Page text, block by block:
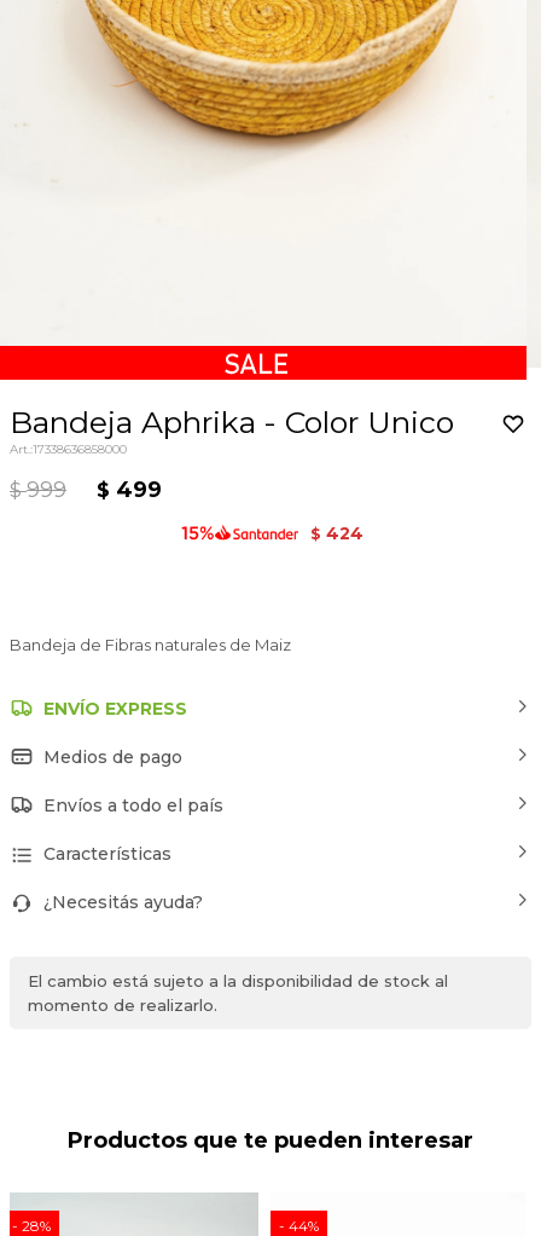
Bandeja Aphrika - Color Unico
17338636858000
$ 999 $ 499
$ 424
Bandeja de Fibras naturales de Maiz
ENVÍO EXPRESS
Medios de pago
Envíos a todo el país
Características
¿Necesitás ayuda?
El cambio está sujeto a la disponibilidad de stock al
momento de realizarlo.
Productos que te pueden interesar
28 44